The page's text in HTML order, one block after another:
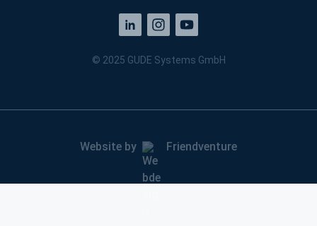
© 2025 GUDE Systems GmbH
Website by Friendventure